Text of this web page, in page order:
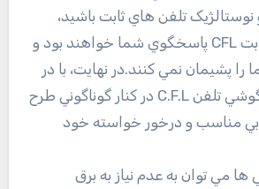
تلفن هاي ثابت باشيد،
گوشي هاي تلفن ثابت CFL پاسخگوي شما خواهند بود و
را پشيمان نمي کنند.در نهايت، با در
نظر گرفتن قيمت گوشي تلفن C.F.L در کنار گوناگوني طرح
مناسب و درخور خواسته خود
ها مي توان به عدم نياز به برق